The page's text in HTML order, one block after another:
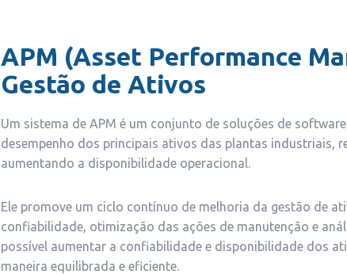
APM (Asset Performance
Gestão de Ativos
Um sistema de APM é um conjunto de soluções de
desempenho dos principais ativos das plantas industriais,
aumentando a disponibilidade operacional.
Ele promove um ciclo contínuo de melhoria da gestão de
confiabilidade, otimização das ações de manutenção e
possível aumentar a confiabilidade e disponibilidade dos
maneira equilibrada e eficiente.